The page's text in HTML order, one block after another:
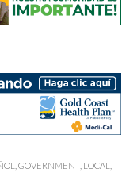
GOVERNMENT, LOCAL